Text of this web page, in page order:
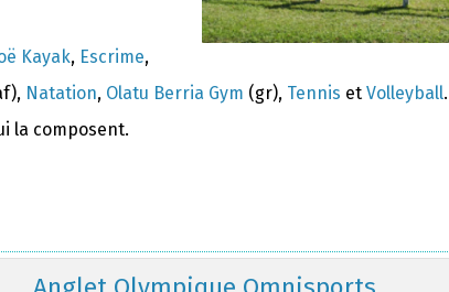
Kayak, Escrime,
Natation, Olatu Berria Gym (gr), Tennis et Volleyball.
la composent.